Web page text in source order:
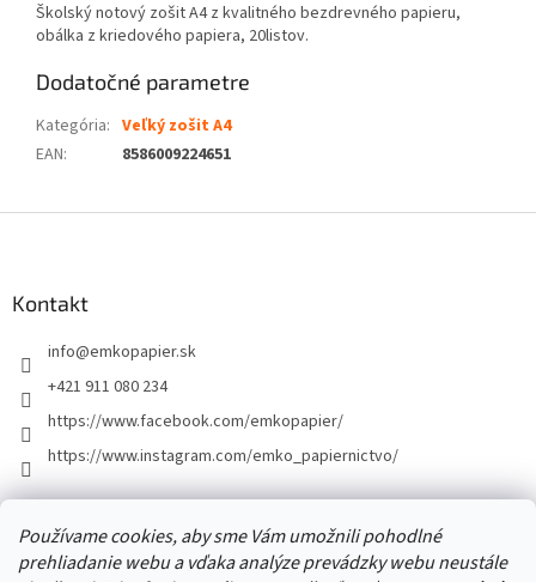
Používame cookies, aby sme Vám umožnili pohodlné
prehliadanie webu a vďaka analýze prevádzky webu neustále
Školský notový zošit A4 z kvalitného bezdrevného papieru,
obálka z kriedového papiera, 20listov.
Dodatočné parametre
Kategória: Veľký zošit A4
EAN: 8586009224651
Kontakt
info@emkopapier.sk
+421 911 080 234
https://www.facebook.com/emkopapier/
https://www.instagram.com/emko_papiernictvo/
Facebook